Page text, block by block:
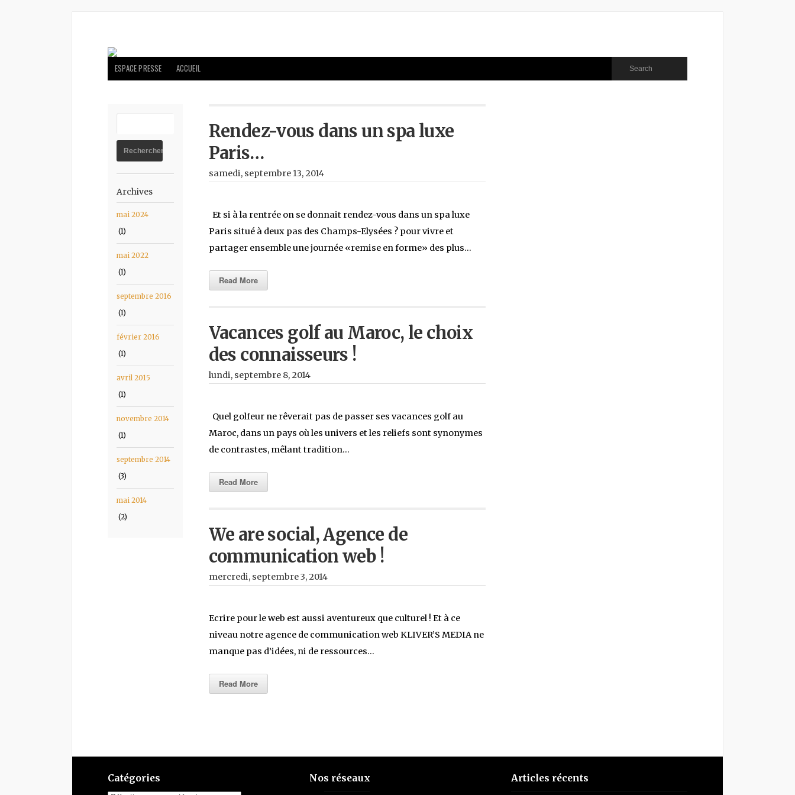
ESPACE PRESSE ACCUEIL
Archives
mai 2024
(1)
mai 2022
(1)
septembre 2016
(1)
février 2016
(1)
avril 2015
(1)
novembre 2014
(1)
septembre 2014
(3)
mai 2014
(2)
Rendez-vous dans un spa luxe
Paris…
samedi, septembre 13, 2014
Et si à la rentrée on se donnait rendez-vous dans un spa luxe
Paris situé à deux pas des Champs-Elysées ? pour vivre et
partager ensemble une journée «remise en forme» des plus…
Read More
Vacances golf au Maroc, le choix
des connaisseurs !
lundi, septembre 8, 2014
Quel golfeur ne rêverait pas de passer ses vacances golf au
Maroc, dans un pays où les univers et les reliefs sont synonymes
de contrastes, mêlant tradition…
Read More
We are social, Agence de
communication web !
mercredi, septembre 3, 2014
Ecrire pour le web est aussi aventureux que culturel ! Et à ce
niveau notre agence de communication web KLIVER’S MEDIA ne
manque pas d’idées, ni de ressources…
Read More
Catégories Nos réseaux Articles récents